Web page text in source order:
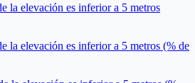
la elevación es inferior a 5 metros
la elevación es inferior a 5 metros (% de